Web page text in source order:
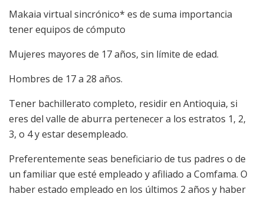
Makaia virtual sincrónico* es de suma importancia
tener equipos de cómputo
Mujeres mayores de 17 años, sin límite de edad.
Hombres de 17 a 28 años.
Tener bachillerato completo, residir en Antioquia, si
eres del valle de aburra pertenecer a los estratos 1, 2,
3, o 4 y estar desempleado.
Preferentemente seas beneficiario de tus padres o de
un familiar que esté empleado y afiliado a Comfama. O
haber estado empleado en los últimos 2 años y haber